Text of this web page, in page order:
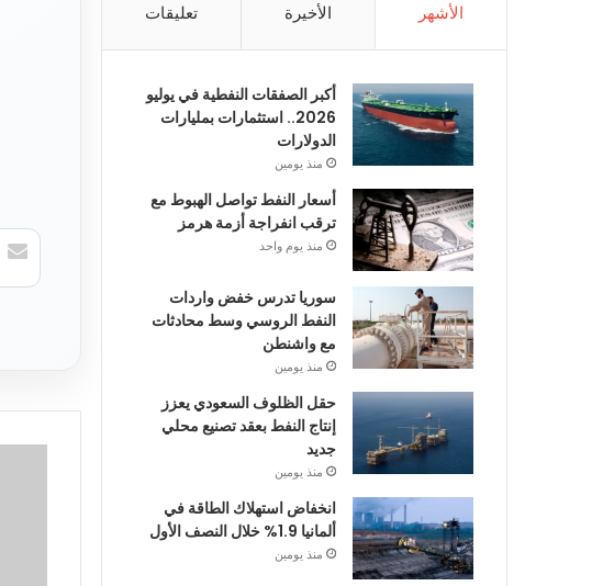
أ
خ
ا
الأشهر الأخيرة تعليقات
أكبر الصفقات النفطية في يوليو
2026.. استثمارات بمليارات
الدولارات
منذ يومين
أسعار النفط تواصل الهبوط مع
ترقب انفراجة أزمة هرمز
منذ يوم واحد
سوريا تدرس خفض واردات
النفط الروسي وسط محادثات
مع واشنطن
منذ يومين
حقل الظلوف السعودي يعزز
إنتاج النفط بعقد تصنيع محلي
جديد
منذ يومين
انخفاض استهلاك الطاقة في
ألمانيا 1.9% خلال النصف الأول
منذ يومين